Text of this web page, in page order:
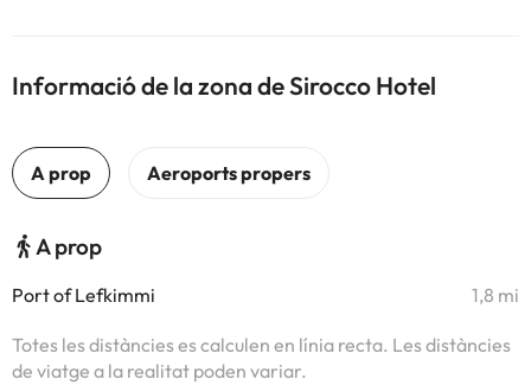
Informació de la zona de Sirocco Hotel
A prop
Port of Lefkimmi 1,8 mi
Totes les distàncies es calculen en línia recta. Les distàncies
de viatge a la realitat poden variar.